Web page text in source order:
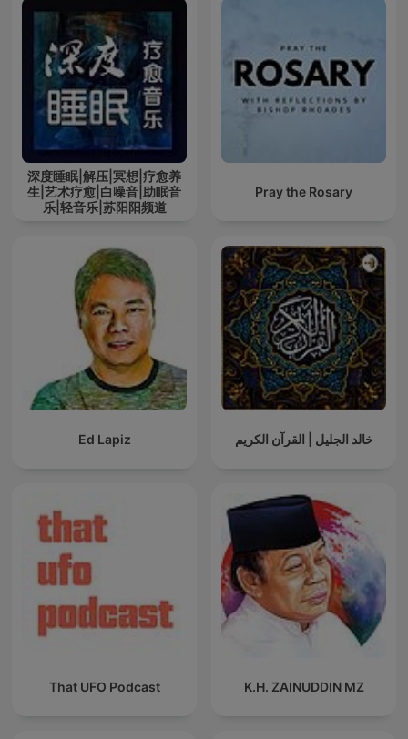
深度睡眠|解压|冥想|疗愈养
生|艺术疗愈|白噪音|助眠音
乐|轻音乐|苏阳阳频道
Pray the Rosary
Ed Lapiz خالد الجليل | القرآن الكريم
That UFO Podcast K.H. ZAINUDDIN MZ